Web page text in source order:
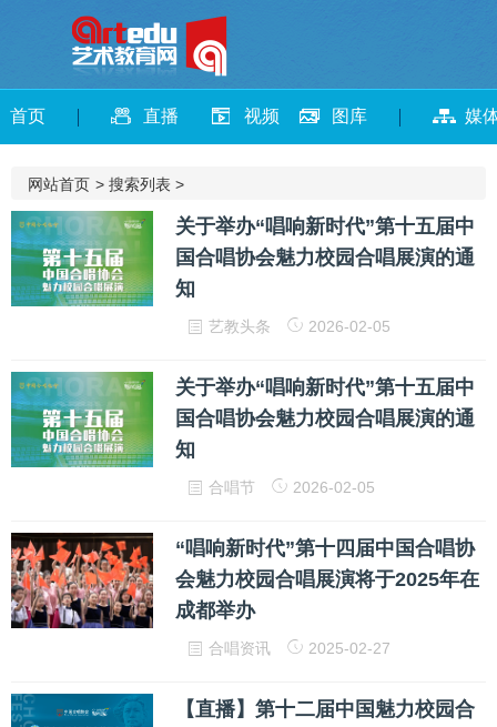
首页 直播 视频 图库 媒
网站首页 > 搜索列表 >
关于举办“唱响新时代”第十五届中
国合唱协会魅力校园合唱展演的通
知
艺教头条 2026-02-05
关于举办“唱响新时代”第十五届中
国合唱协会魅力校园合唱展演的通
知
合唱节 2026-02-05
“唱响新时代”第十四届中国合唱协
会魅力校园合唱展演将于2025年在
成都举办
合唱资讯 2025-02-27
【直播】第十二届中国魅力校园合